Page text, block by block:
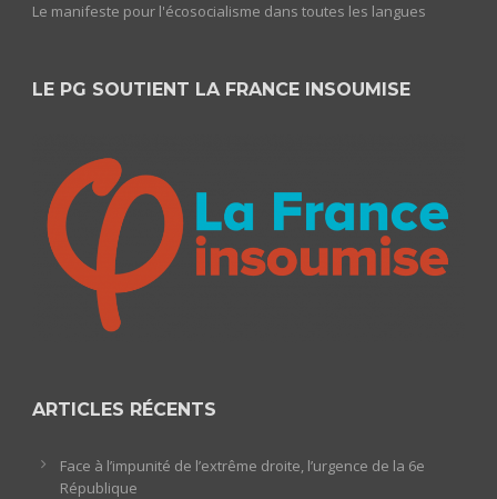
Le manifeste pour l'écosocialisme dans toutes les langues
LE PG SOUTIENT LA FRANCE INSOUMISE
ARTICLES RÉCENTS
Face à l’impunité de l’extrême droite, l’urgence de la 6e
République